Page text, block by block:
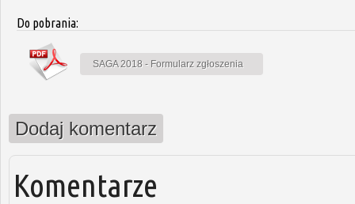
Do pobrania:
SAGA 2018 - Formularz zgłoszenia
Dodaj komentarz
Komentarze